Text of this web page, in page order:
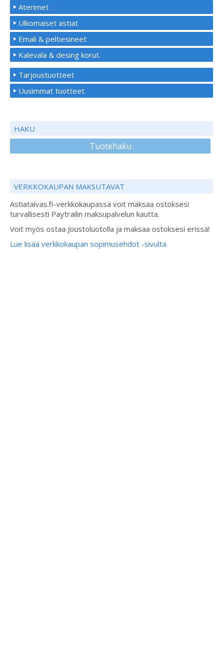
Aterimet
Ulkomaiset astiat
Emali & peltiesineet
Kalevala & desing korut.
Tarjoustuotteet
Uusimmat tuotteet
HAKU
Tuotehaku
VERKKOKAUPAN MAKSUTAVAT
Astiataivas.fi-verkkokaupassa voit maksaa ostoksesi
turvallisesti Paytrailin maksupalvelun kautta.
Voit myös ostaa Joustoluotolla ja maksaa ostoksesi erissä!
Lue lisää verkkokaupan sopimusehdot -sivulta.